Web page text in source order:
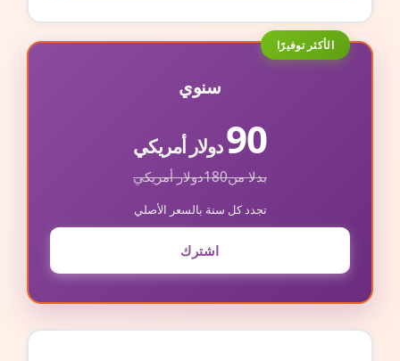
الأكثر توفيرًا
سنوي
90دولار أمريكي
بدلا من180دولار أمريكي
تجدد كل سنة بالسعر الأصلي
اشترك